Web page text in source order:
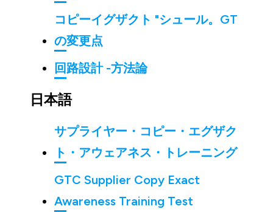
コピーイグザクト "シュール。GT
の変更点
回路設計 -方法論
日本語
サプライヤー・コピー・エグザク
ト・アウェアネス・トレーニング
GTC Supplier Copy Exact
Awareness Training Test